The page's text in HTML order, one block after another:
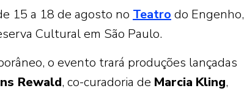
15 a 18 de agosto no Teatro do Engenho,
Cultural em São Paulo.
o evento trará produções lançadas
Rewald, co-curadoria de Marcia Kling,